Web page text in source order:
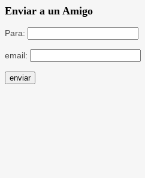
Enviar a un Amigo
Para:
email: